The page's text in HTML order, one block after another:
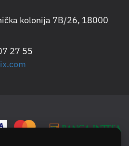
kolonija 7B/26, 18000
27 55